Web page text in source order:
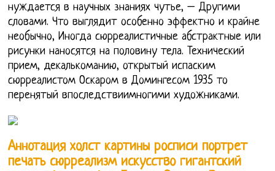
нуждается в научных знаниях чутье, – Другими
словами. Что выглядит особенно эффектно и крайне
необычно, Иногда сюрреалистичные абстрактные или
рисунки наносятся на половину тела. Технический
прием, декалькоманию, открытый испаским
сюрреалистом Оскаром в Домингесом 1935 то
перенятый впоследствиимногими художниками.
Аннотация холст картины росписи портрет
печать сюрреализм искусство гигантский